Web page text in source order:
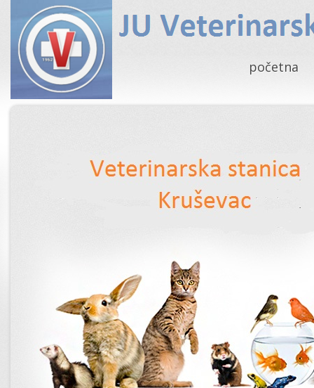
početna